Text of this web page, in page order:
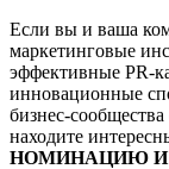
Если вы и ваша
маркетинговые
эффективные PR-
инновационные
бизнес-
находите
НОМИНАЦИЮ И